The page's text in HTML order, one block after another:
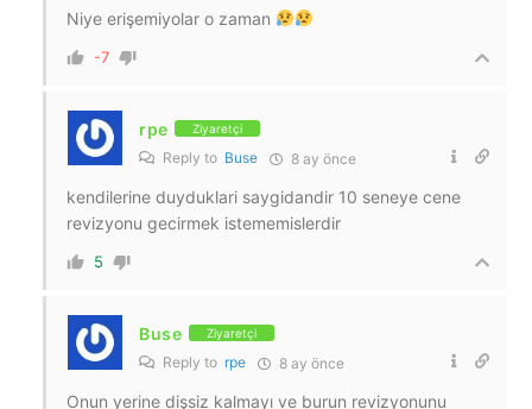
Niye erişemiyolar o zaman
-7
rpe Ziyaretçi
Reply to Buse 8 ay önce
kendilerine duyduklari saygidandir 10 seneye cene
revizyonu gecirmek istememislerdir
5
Buse Ziyaretçi
Reply to rpe 8 ay önce
Onun yerine dişsiz kalmayı ve burun revizyonunu